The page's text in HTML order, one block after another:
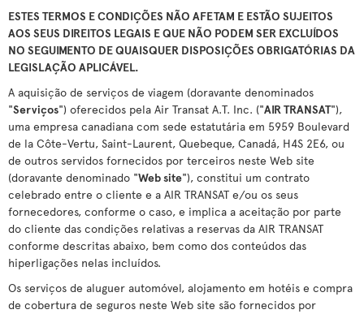
ESTES TERMOS E CONDIÇÕES NÃO AFETAM E ESTÃO SUJEITOS
AOS SEUS DIREITOS LEGAIS E QUE NÃO PODEM SER EXCLUÍDOS
NO SEGUIMENTO DE QUAISQUER DISPOSIÇÕES OBRIGATÓRIAS DA
LEGISLAÇÃO APLICÁVEL.
A aquisição de serviços de viagem (doravante denominados
"Serviços") oferecidos pela Air Transat A.T. Inc. ("AIR TRANSAT"),
uma empresa canadiana com sede estatutária em 5959 Boulevard
de la Côte-Vertu, Saint-Laurent, Quebeque, Canadá, H4S 2E6, ou
de outros servidos fornecidos por terceiros neste Web site
(doravante denominado "Web site"), constitui um contrato
celebrado entre o cliente e a AIR TRANSAT e/ou os seus
fornecedores, conforme o caso, e implica a aceitação por parte
do cliente das condições relativas a reservas da AIR TRANSAT
conforme descritas abaixo, bem como dos conteúdos das
hiperligações nelas incluídos.
Os serviços de aluguer automóvel, alojamento em hotéis e compra
de cobertura de seguros neste Web site são fornecidos por